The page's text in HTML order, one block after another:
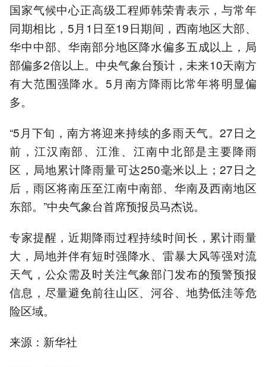
国家气候中心正高级工程师韩荣青表示，与常年
同期相比，5月1日至19日期间，西南地区大部、
华中中部、华南部分地区降水偏多五成以上，局
部偏多2倍以上。中央气象台预计，未来10天南方
有大范围强降水。5月南方降雨比常年将明显偏
多。
“5月下旬，南方将迎来持续的多雨天气。27日之
前，江汉南部、江淮、江南中北部是主要降雨
区，局地累计降雨量可达250毫米以上；27日之
后，雨区将南压至江南中南部、华南及西南地区
东部。”中央气象台首席预报员马杰说。
专家提醒，近期降雨过程持续时间长，累计雨量
大，局地并伴有短时强降水、雷暴大风等强对流
天气，公众需及时关注气象部门发布的预警预报
信息，尽量避免前往山区、河谷、地势低洼等危
险区域。
来源：新华社